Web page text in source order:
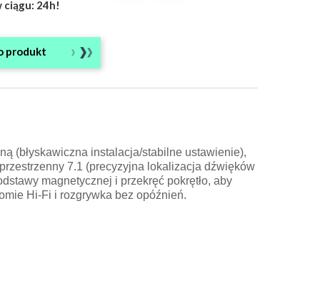
ciągu: 24h!
produkt
(błyskawiczna instalacja/stabilne ustawienie),
7.1 (precyzyjna lokalizacja dźwięków
magnetycznej i przekręć pokrętło, aby
Hi-Fi i rozgrywka bez opóźnień.